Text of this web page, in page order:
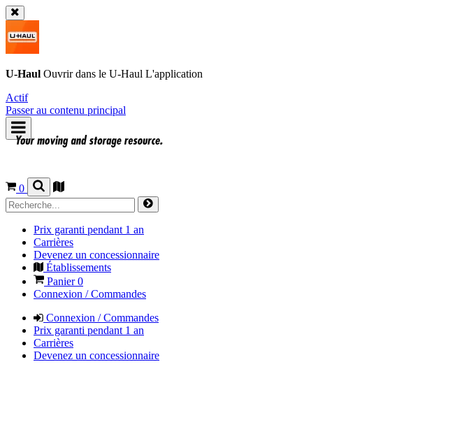
U-Haul Ouvrir dans le U-Haul L'application
Actif
Passer au contenu principal
0
Prix garanti pendant 1 an
Carrières
Devenez un concessionnaire
Établissements
Panier0
Connexion / Commandes
Connexion / Commandes
Prix garanti pendant 1 an
Carrières
Devenez un concessionnaire